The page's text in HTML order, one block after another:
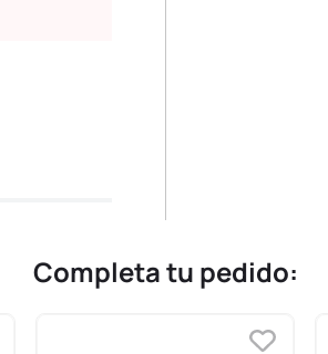
Completa tu pedido: